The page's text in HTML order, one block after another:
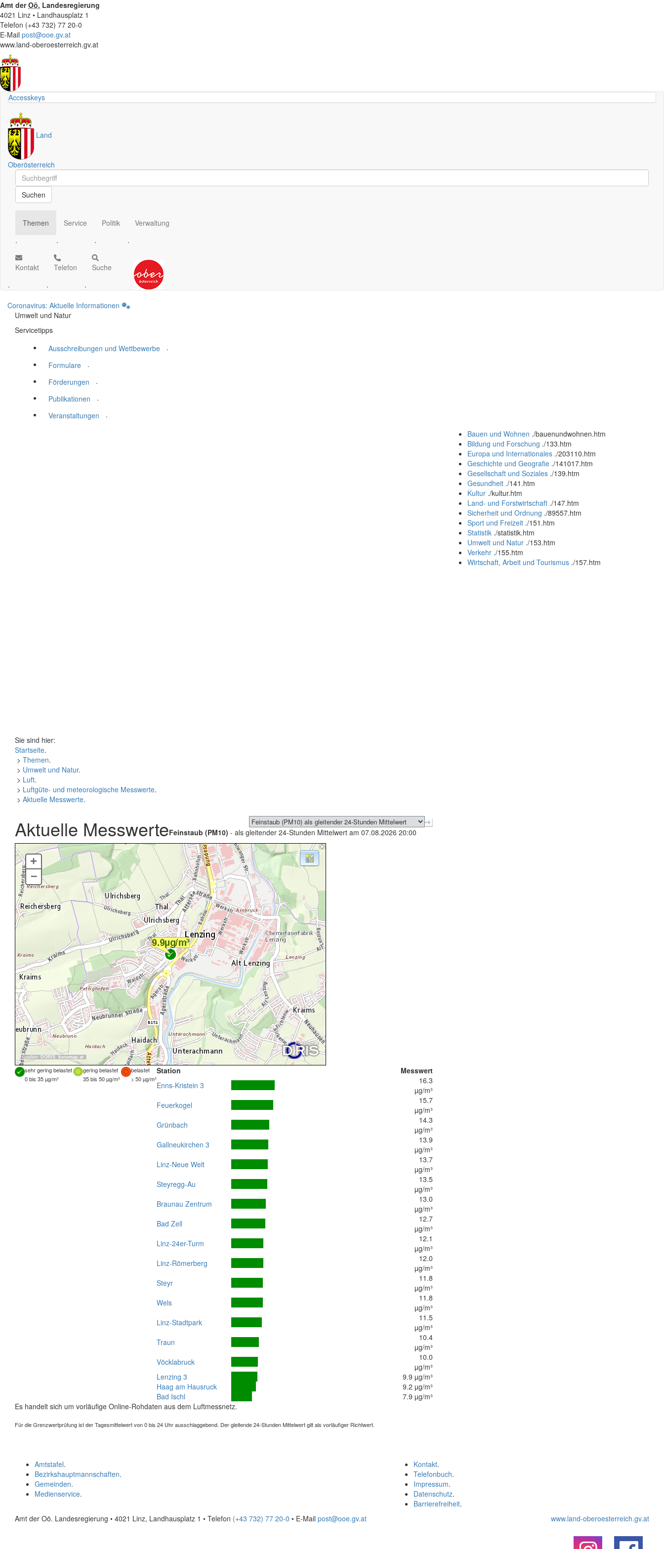
Amt derOö. Landesregierung
4021 Linz • Landhausplatz 1
Telefon (+43 732) 77 20-0
E-Mail post@ooe.gv.at
www.land-oberoesterreich.gv.at
Accesskeys
Land
Oberösterreich
Schnellsuche
Schnellsuche
Suchen
Themen
.
Service
.
Politik
.
Verwaltung
.
Kontakt
.
Telefon
.
Suche
.
Coronavirus: Aktuelle Informationen
Umwelt und Natur
Servicetipps
Ausschreibungen und Wettbewerbe
.
Formulare
.
Förderungen
.
Publikationen
.
Veranstaltungen
.
Bauen und Wohnen ./bauenundwohnen.htm
Bildung und Forschung ./133.htm
Europa und Internationales ./203110.htm
Geschichte und Geografie ./141017.htm
Gesellschaft und Soziales ./139.htm
Gesundheit ./141.htm
Kultur ./kultur.htm
Land- und Forstwirtschaft ./147.htm
Sicherheit und Ordnung ./89557.htm
Sport und Freizeit ./151.htm
Statistik ./statistik.htm
Umwelt und Natur ./153.htm
Verkehr ./155.htm
Wirtschaft, Arbeit und Tourismus ./157.htm
Sie sind hier:
Startseite.
> Themen.
> Umwelt und Natur.
> Luft.
> Luftgüte- und meteorologische Messwerte.
> Aktuelle Messwerte.
Aktuelle MesswerteFeinstaub (PM10) - als gleitender 24-Stunden Mittelwert am 07.08.2026 20:00
Quellen: DORIS, basemap.at
+
–
sehr gering belastet gering belastet
belastet
0 bis 35 µg/m³
35 bis 50 µg/m³ > 50 µg/m³
Station
Messwert
Enns-Kristein 3
16.3
µg/m³
Feuerkogel
15.7
µg/m³
Grünbach
14.3
µg/m³
Gallneukirchen 3
13.9
µg/m³
Linz-Neue Welt
13.7
µg/m³
Steyregg-Au
13.5
µg/m³
Braunau Zentrum
13.0
µg/m³
Bad Zell
12.7
µg/m³
Linz-24er-Turm
12.1
µg/m³
Linz-Römerberg
12.0
µg/m³
Steyr
11.8
µg/m³
Wels
11.8
µg/m³
Linz-Stadtpark
11.5
µg/m³
Traun
10.4
µg/m³
Vöcklabruck
10.0
µg/m³
Lenzing 3
9.9 µg/m³
Haag am Hausruck
9.2 µg/m³
Bad Ischl
7.9 µg/m³
Es handelt sich um vorläufige Online-Rohdaten aus dem Luftmessnetz.
Für die Grenzwertprüfung ist der Tagesmittelwert von 0 bis 24 Uhr ausschlaggebend. Der gleitende 24-Stunden Mittelwert gilt als vorläufiger Richtwert.
Kontakt.
Telefonbuch.
Impressum.
Datenschutz.
Barrierefreiheit.
Amtstafel.
Bezirkshauptmannschaften.
Gemeinden.
Medienservice.
Amt der Oö. Landesregierung • 4021 Linz, Landhausplatz 1 • Telefon (+43 732) 77 20-0 • E-Mail post@ooe.gv.at www.land-oberoesterreich.gv.at